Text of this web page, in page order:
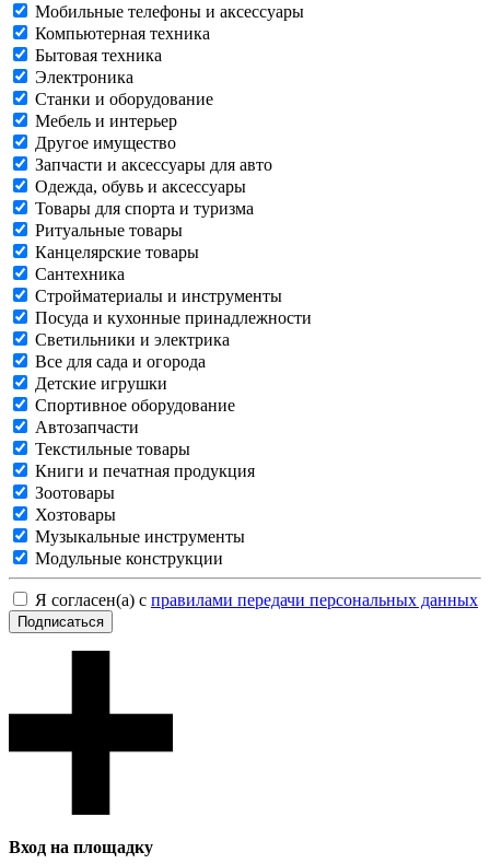
Мобильные телефоны и аксессуары
Компьютерная техника
Бытовая техника
Электроника
Станки и оборудование
Мебель и интерьер
Другое имущество
Запчасти и аксессуары для авто
Одежда, обувь и аксессуары
Товары для спорта и туризма
Ритуальные товары
Канцелярские товары
Сантехника
Стройматериалы и инструменты
Посуда и кухонные принадлежности
Светильники и электрика
Все для сада и огорода
Детские игрушки
Спортивное оборудование
Автозапчасти
Текстильные товары
Книги и печатная продукция
Зоотовары
Хозтовары
Музыкальные инструменты
Модульные конструкции
Я согласен(а) с правилами передачи персональных данных
Подписаться
Вход на площадку